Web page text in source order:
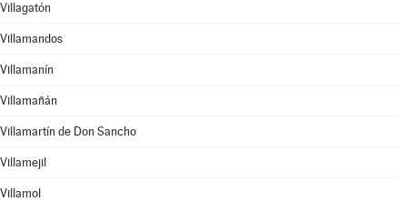
Villagatón
Villamandos
Villamanín
Villamañán
Villamartín de Don Sancho
Villamejil
Villamol